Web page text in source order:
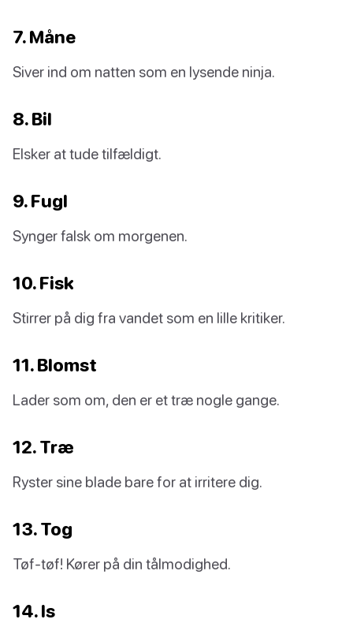
7. Måne
Siver ind om natten som en lysende ninja.
8. Bil
Elsker at tude tilfældigt.
9. Fugl
Synger falsk om morgenen.
10. Fisk
Stirrer på dig fra vandet som en lille kritiker.
11. Blomst
Lader som om, den er et træ nogle gange.
12. Træ
Ryster sine blade bare for at irritere dig.
13. Tog
Tøf-tøf! Kører på din tålmodighed.
14. Is